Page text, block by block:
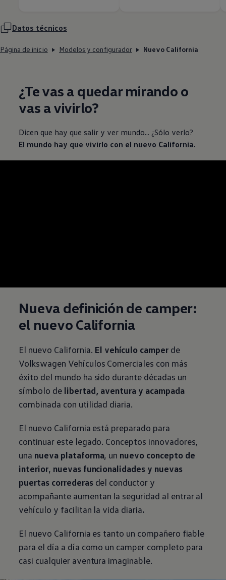
Datos técnicos
Página de inicio Modelos y configurador Nuevo California
¿Te vas a quedar mirando o
vas a vivirlo?
Dicen que hay que salir y ver mundo... ¿Sólo verlo?
El mundo hay que vivirlo con el nuevo California.
Nueva definición de camper:
el nuevo California
El nuevo California. El vehículo camper de
Volkswagen Vehículos Comerciales con más
éxito del mundo ha sido durante décadas un
símbolo delibertad, aventura y acampada
combinada con utilidad diaria.
El nuevo California está preparado para
continuar este legado. Conceptos innovadores,
una nueva plataforma, un nuevo concepto de
interior, nuevas funcionalidades y nuevas
puertas correderas del conductor y
acompañante aumentan la seguridad al entrar al
vehículo y facilitan la vida diaria.
El nuevo California es tanto un compañero fiable
para el día a día como un camper completo para
casi cualquier aventura imaginable.